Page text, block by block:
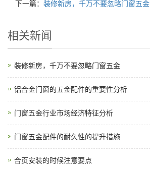
下一篇： 装修新房，千万不要忽略门窗五金
相关新闻
装修新房，千万不要忽略门窗五金
铝合金门窗的五金配件的重要性分析
门窗五金行业市场经济特征分析
门窗五金配件的耐久性的提升措施
合页安装的时候注意要点